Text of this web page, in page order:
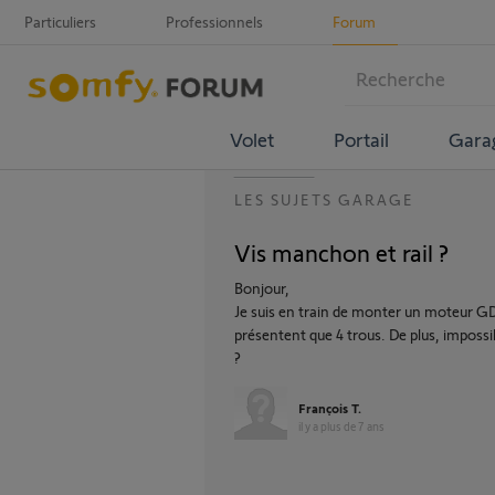
Particuliers Professionnels Forum
Volet Portail
LES SUJETS GARAGE
Vis manchon et rail ?
Bonjour,
Je suis en train de monter un moteur
présentent que 4 trous. De plus,
?
François T.
il y a plus de 7 ans